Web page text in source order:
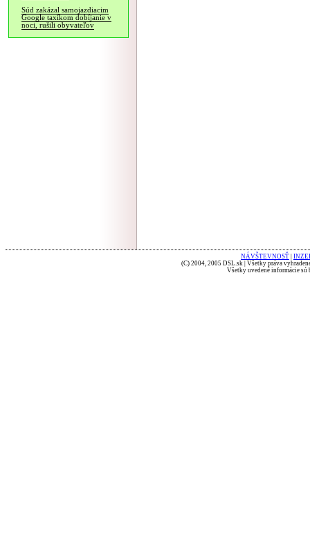
Súd zakázal samojazdiacim
Google taxíkom dobíjanie v
noci, rušili obyvateľov
NÁVŠTEVNOSŤ
(C) 2004, 2005 DSL.sk | Všetky práva
Všetky uvedené informácie sú